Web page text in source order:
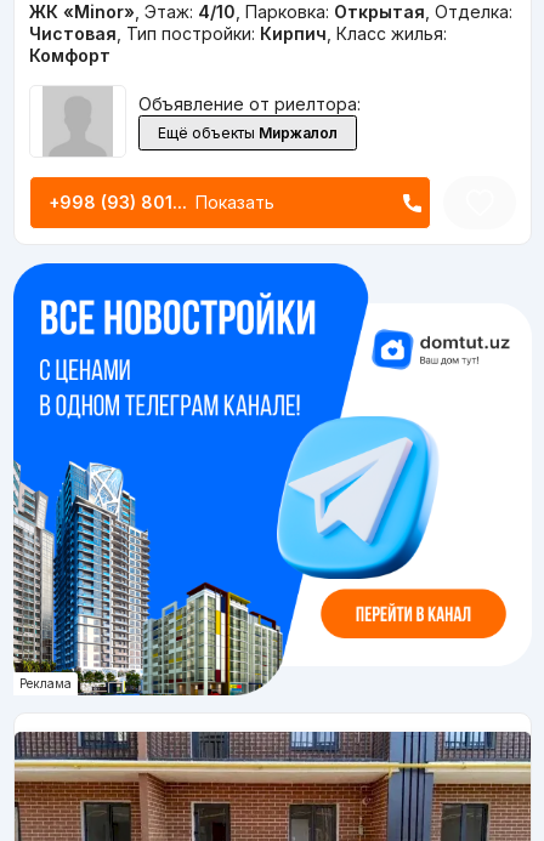
ЖК «Minor» Этаж: 4/10 Парковка: Открытая Отделка:
Чистовая Тип постройки: Кирпич Класс жилья:
Комфорт
Объявление от риелтора:
Ещё объекты Миржалол
+998 (93) 801... Показать
Реклама